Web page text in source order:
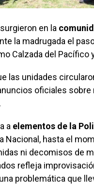
en la
la madrugada el
Calzada del Pacífico
las unidades
oficiales
a elementos de la
Nacional, hasta el
ni decomisos de
refleja
problemática que